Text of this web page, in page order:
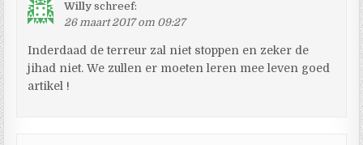
Willy schreef:
26 maart 2017 om 09:27
Inderdaad de terreur zal niet stoppen en zeker de
jihad niet. We zullen er moeten leren mee leven goed
artikel !